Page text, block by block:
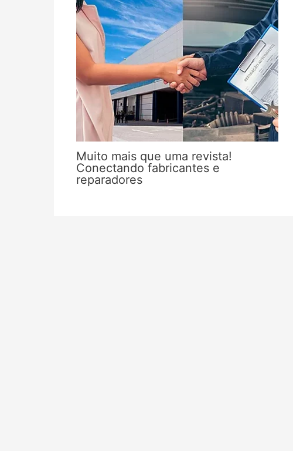
Muito mais que uma revista!
Conectando fabricantes e
reparadores